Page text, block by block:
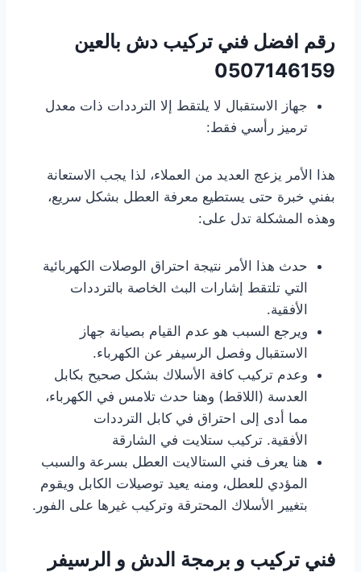
رقم افضل فني تركيب دش بالعين
0507146159
جهاز الاستقبال لا يلتقط إلا الترددات ذات معدل
ترميز رأسي فقط:
هذا الأمر يزعج العديد من العملاء، لذا يجب الاستعانة
بفني خبرة حتى يستطيع معرفة العطل بشكل سريع،
وهذه المشكلة تدل على:
حدث هذا الأمر نتيجة احتراق الوصلات الكهربائية
التي تلتقط إشارات البث الخاصة بالترددات
الأفقية.
ويرجع السبب هو عدم القيام بصيانة جهاز
الاستقبال وفصل الرسيفر عن الكهرباء.
وعدم تركيب كافة الأسلاك بشكل صحيح بكابل
العدسة (اللاقط) وهنا حدث تلامس في الكهرباء،
مما أدى إلى احتراق في كابل الترددات
الأفقية. تركيب ستلايت في الشارقة
هنا يعرف فني الستالايت العطل بسرعة والسبب
المؤدي للعطل، ومنه يعيد توصيلات الكابل ويقوم
بتغيير الأسلاك المحترقة وتركيب غيرها على الفور.
فني تركيب و برمجة الدش و الرسيفر